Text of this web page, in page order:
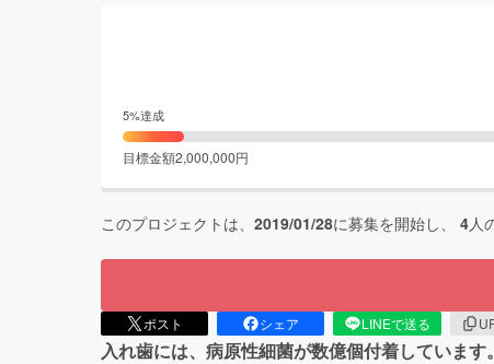
5%達成
目標金額2,000,000円
このプロジェクトは、 2019/01/28に募集を開始し、 4人
ポスト シェア LINEで送る
入れ歯には、病原性細菌が数億個付着していま